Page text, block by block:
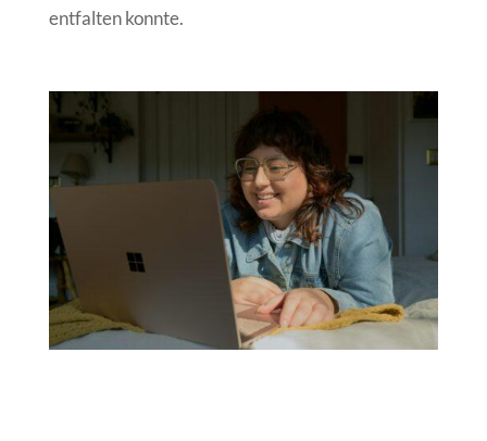
entfalten konnte.